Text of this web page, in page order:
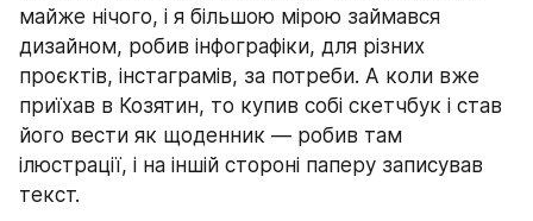
майже нічого, і я більшою мірою займався
дизайном, робив інфографіки, для різних
проєктів, інстаграмів, за потреби. А коли вже
приїхав в Козятин, то купив собі скетчбук і став
його вести як щоденник — робив там
ілюстрації, і на іншій стороні паперу записував
текст.